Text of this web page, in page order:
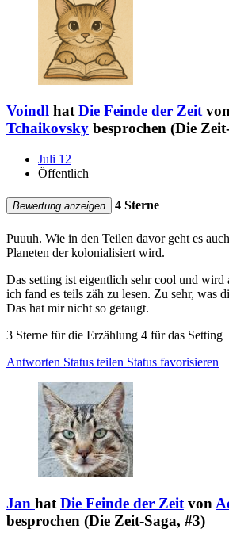
Voindl hatDie Feinde der Zeit
Tchaikovsky besprochen (Die
Juli 12
Öffentlich
Bewertung anzeigen 4 Sterne
Puuuh. Wie in den Teilen davor geht es
Planeten der kolonialisiert wird.
Das setting ist eigentlich sehr cool und wird
ich fand es teils zäh zu lesen. Zu sehr, was
Das hat mir nicht so getaugt.
3 Sterne für die Erzählung 4 für das Setting
Antworten Status teilen Status favorisieren
Jan hatDie Feinde der Zeitvon
besprochen (Die Zeit-Saga, #3)